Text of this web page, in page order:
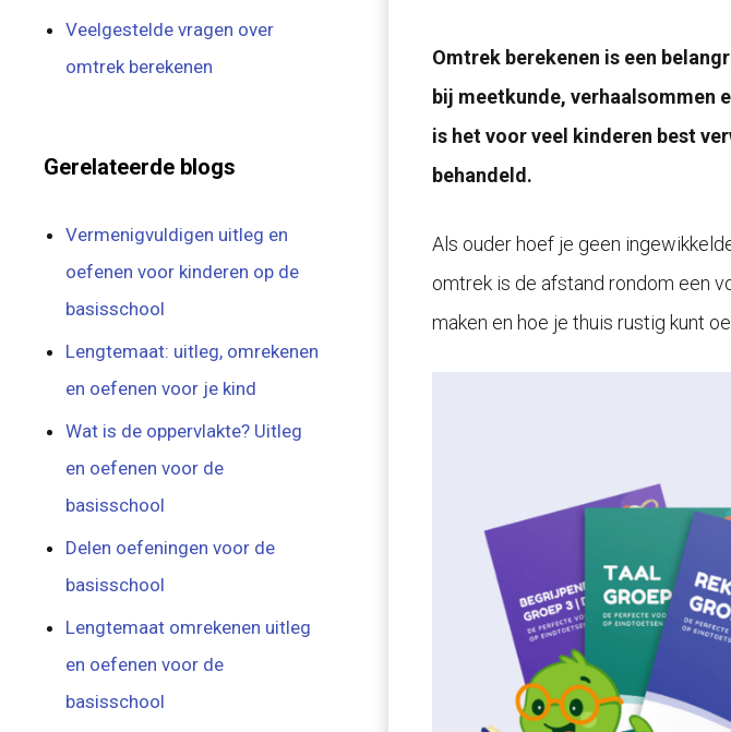
Omtrek berekenen is een
bij meetkunde, verhaalsommen
is het voor veel kinderen best
behandeld.
Als ouder hoef je geen
omtrek is de afstand rondom een
maken en hoe je thuis rustig kunt
Veelgestelde vragen over
omtrek berekenen
Gerelateerde blogs
Vermenigvuldigen uitleg en
oefenen voor kinderen op de
basisschool
Lengtemaat: uitleg, omrekenen
en oefenen voor je kind
Wat is de oppervlakte? Uitleg
en oefenen voor de
basisschool
Delen oefeningen voor de
basisschool
Lengtemaat omrekenen uitleg
en oefenen voor de
basisschool